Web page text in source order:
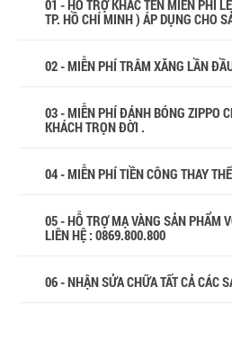
01 - HỖ TRỢ KHẮC TÊN MIỄN PHÍ
TP. HỒ CHÍ MINH ) ÁP DỤNG CHO
02 - MIỄN PHÍ TRÂM XĂNG LẦN
03 - MIỄN PHÍ ĐÁNH BÓNG ZIPPO
KHÁCH TRỌN ĐỜI .
04 - MIỄN PHÍ TIỀN CÔNG THAY
05 - HỖ TRỢ MẠ VÀNG SẢN PHẨM
LIÊN HỆ : 0869.800.800
06 - NHẬN SỬA CHỮA TẤT CẢ CÁC